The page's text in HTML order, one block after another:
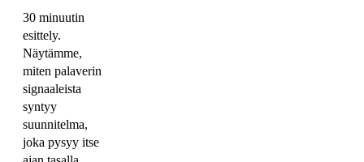
30 minuutin
esittely.
Näytämme,
miten palaverin
signaaleista
syntyy
suunnitelma,
joka pysyy itse